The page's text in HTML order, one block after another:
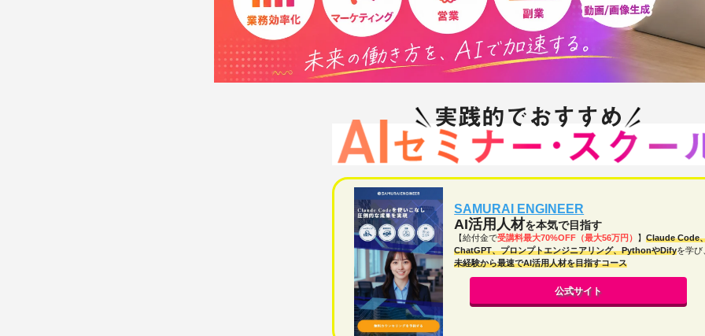
SAMURAI ENGINEER
AI活用人材を本気で目指す
【給付金で受講料最大70%OFF（最大56万円） 】Claude Code
ChatGPT、プロンプトエンジニアリング、PythonやDifyを学び
未経験から最速でAI活用人材を目指すコース
公式サイト